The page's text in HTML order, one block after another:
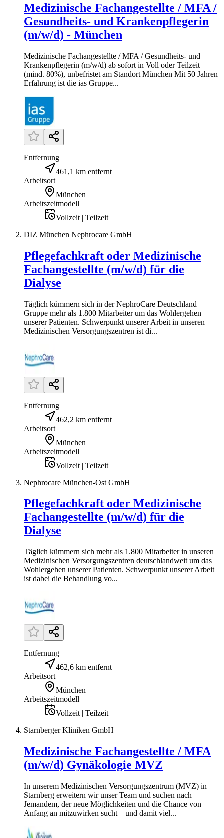
Medizinische Fachangestellte / MFA /
Gesundheits- und Krankenpflegerin
(m/w/d) - München
Medizinische Fachangestellte / MFA / Gesundheits- und
Krankenpflegerin (m/w/d) ab sofort in Voll oder Teilzeit
(mind. 80%), unbefristet am Standort München Mit 50 Jahren
Erfahrung ist die ias Gruppe...
Entfernung
461,1 km entfernt
Arbeitsort
München
Arbeitszeitmodell
Vollzeit | Teilzeit
DIZ München Nephrocare GmbH
Pflegefachkraft oder Medizinische
Fachangestellte (m/w/d) für die
Dialyse
Täglich kümmern sich in der NephroCare Deutschland
Gruppe mehr als 1.800 Mitarbeiter um das Wohlergehen
unserer Patienten. Schwerpunkt unserer Arbeit in unseren
Medizinischen Versorgungszentren ist di...
Entfernung
462,2 km entfernt
Arbeitsort
München
Arbeitszeitmodell
Vollzeit | Teilzeit
Nephrocare München-Ost GmbH
Pflegefachkraft oder Medizinische
Fachangestellte (m/w/d) für die
Dialyse
Täglich kümmern sich mehr als 1.800 Mitarbeiter in unseren
Medizinischen Versorgungszentren deutschlandweit um das
Wohlergehen unserer Patienten. Schwerpunkt unserer Arbeit
ist dabei die Behandlung vo...
Entfernung
462,6 km entfernt
Arbeitsort
München
Arbeitszeitmodell
Vollzeit | Teilzeit
Starnberger Kliniken GmbH
Medizinische Fachangestellte / MFA
(m/w/d) Gynäkologie MVZ
In unserem Medizinischen Versorgungszentrum (MVZ) in
Starnberg erweitern wir unser Team und suchen nach
Jemandem, der neue Möglichkeiten und die Chance von
Anfang an mitzuwirken sucht – und damit viel...